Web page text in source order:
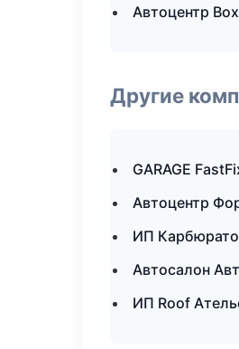
Автоцентр
Другие
GARAGE
Автоцентр
ИП
Автосалон
ИП Roof